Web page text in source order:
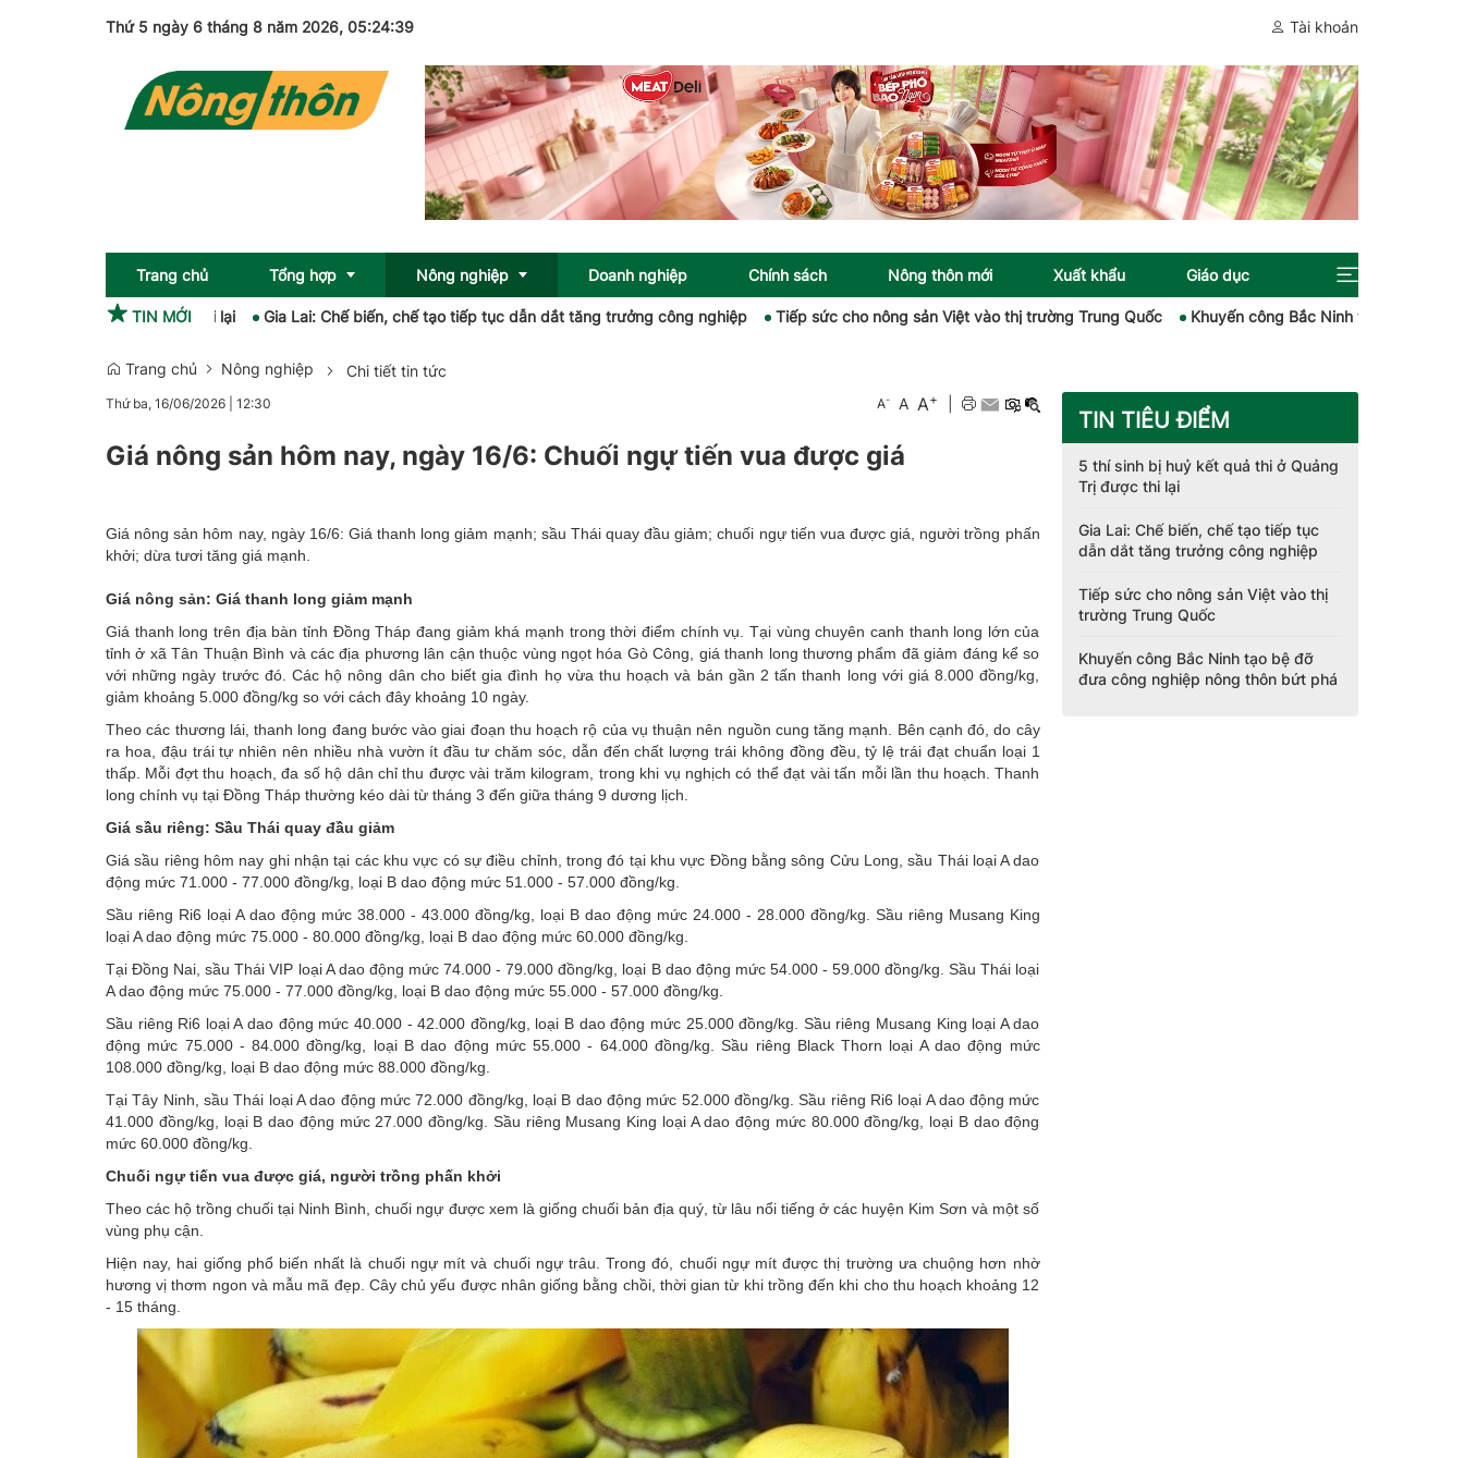
Thứ 5 ngày 6 tháng 8 năm 2026, 05:24:40 Tài khoản
Trang chủ Tổng hợp
Sức khỏe
Giải trí
Nông nghiệp
OCOP
Doanh nghiệp Chính sách Nông thôn mới Xuất khẩu Giáo dục
ở Quảng Trị được thi lại Gia Lai: Chế biến, chế tạo tiếp tục dẫn dắt tăng trưởng công nghiệp Tiếp sức cho nông sản Việt vào thị trường Trung Quốc Khuyến công Bắc Ninh tạo bệ đỡ đưa công
TIN MỚI
Trang chủ Nông nghiệp Chi tiết tin tức
Thứ ba, 16/06/2026 12:30 A- A A+
Giá nông sản hôm nay, ngày 16/6: Chuối ngự tiến vua được giá
Giá nông sản hôm nay, ngày 16/6: Giá thanh long giảm mạnh; sầu Thái quay đầu giảm; chuối ngự tiến vua được giá, người trồng phấn
khởi; dừa tươi tăng giá mạnh.
Giá nông sản: Giá thanh long giảm mạnh
Giá thanh long trên địa bàn tỉnh Đồng Tháp đang giảm khá mạnh trong thời điểm chính vụ. Tại vùng chuyên canh thanh long lớn của
tỉnh ở xã Tân Thuận Bình và các địa phương lân cận thuộc vùng ngọt hóa Gò Công, giá thanh long thương phẩm đã giảm đáng kể so
với những ngày trước đó. Các hộ nông dân cho biết gia đình họ vừa thu hoạch và bán gần 2 tấn thanh long với giá 8.000 đồng/kg,
giảm khoảng 5.000 đồng/kg so với cách đây khoảng 10 ngày.
Theo các thương lái, thanh long đang bước vào giai đoạn thu hoạch rộ của vụ thuận nên nguồn cung tăng mạnh. Bên cạnh đó, do cây
ra hoa, đậu trái tự nhiên nên nhiều nhà vườn ít đầu tư chăm sóc, dẫn đến chất lượng trái không đồng đều, tỷ lệ trái đạt chuẩn loại 1
thấp. Mỗi đợt thu hoạch, đa số hộ dân chỉ thu được vài trăm kilogram, trong khi vụ nghịch có thể đạt vài tấn mỗi lần thu hoạch. Thanh
long chính vụ tại Đồng Tháp thường kéo dài từ tháng 3 đến giữa tháng 9 dương lịch.
Giá sầu riêng: Sầu Thái quay đầu giảm
Giá sầu riêng hôm nay ghi nhận tại các khu vực có sự điều chỉnh, trong đó tại khu vực Đồng bằng sông Cửu Long, sầu Thái loại A dao
động mức 71.000 - 77.000 đồng/kg, loại B dao động mức 51.000 - 57.000 đồng/kg.
Sầu riêng Ri6 loại A dao động mức 38.000 - 43.000 đồng/kg, loại B dao động mức 24.000 - 28.000 đồng/kg. Sầu riêng Musang King
loại A dao động mức 75.000 - 80.000 đồng/kg, loại B dao động mức 60.000 đồng/kg.
Tại Đồng Nai, sầu Thái VIP loại A dao động mức 74.000 - 79.000 đồng/kg, loại B dao động mức 54.000 - 59.000 đồng/kg. Sầu Thái loại
A dao động mức 75.000 - 77.000 đồng/kg, loại B dao động mức 55.000 - 57.000 đồng/kg.
Sầu riêng Ri6 loại A dao động mức 40.000 - 42.000 đồng/kg, loại B dao động mức 25.000 đồng/kg. Sầu riêng Musang King loại A dao
động mức 75.000 - 84.000 đồng/kg, loại B dao động mức 55.000 - 64.000 đồng/kg. Sầu riêng Black Thorn loại A dao động mức
108.000 đồng/kg, loại B dao động mức 88.000 đồng/kg.
Tại Tây Ninh, sầu Thái loại A dao động mức 72.000 đồng/kg, loại B dao động mức 52.000 đồng/kg. Sầu riêng Ri6 loại A dao động mức
41.000 đồng/kg, loại B dao động mức 27.000 đồng/kg. Sầu riêng Musang King loại A dao động mức 80.000 đồng/kg, loại B dao động
mức 60.000 đồng/kg.
Chuối ngự tiến vua được giá, người trồng phấn khởi
Theo các hộ trồng chuối tại Ninh Bình, chuối ngự được xem là giống chuối bản địa quý, từ lâu nổi tiếng ở các huyện Kim Sơn và một số
vùng phụ cận.
Hiện nay, hai giống phổ biến nhất là chuối ngự mít và chuối ngự trâu. Trong đó, chuối ngự mít được thị trường ưa chuộng hơn nhờ
hương vị thơm ngon và mẫu mã đẹp. Cây chủ yếu được nhân giống bằng chồi, thời gian từ khi trồng đến khi cho thu hoạch khoảng 12
- 15 tháng.
TIN TIÊU ĐIỂM
5 thí sinh bị huỷ kết quả thi ở Quảng
Trị được thi lại
Gia Lai: Chế biến, chế tạo tiếp tục
dẫn dắt tăng trưởng công nghiệp
Tiếp sức cho nông sản Việt vào thị
trường Trung Quốc
Khuyến công Bắc Ninh tạo bệ đỡ
đưa công nghiệp nông thôn bứt phá